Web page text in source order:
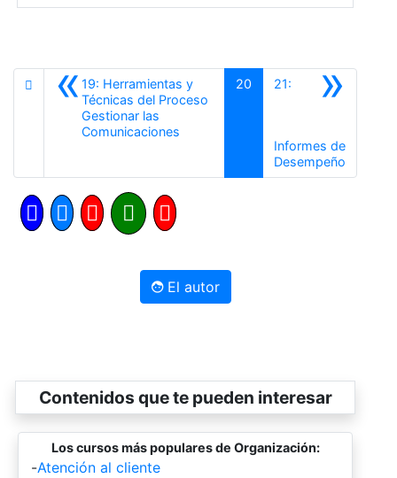
«19: Herramientas y
Técnicas del Proceso
Gestionar las
Comunicaciones
20 »
21:
Informes de
Desempeño
El autor
Contenidos que te pueden interesar
Los cursos más populares de Organización:
-Atención al cliente